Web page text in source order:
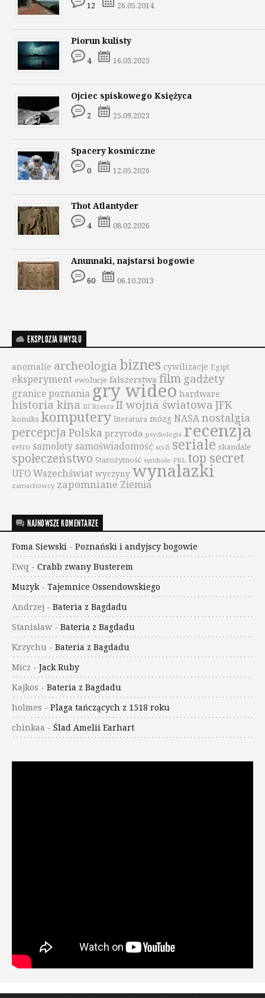
12 26.05.2014
Piorun kulisty
4 16.03.2025
Ojciec spiskowego Księżyca
2 25.09.2023
Spacery kosmiczne
0 12.05.2026
Thot Atlantyder
4 08.02.2026
Anunnaki, najstarsi bogowie
60 06.10.2013
EKSPLOZJA UMYSŁU
anomalie archeologia biznes cywilizacje Egipt
eksperyment ewolucje fałszerstwa film gadżety
granice poznania gry wideo hardware
historia kina III Rzesza II wojna światowa JFK
komiks komputery literatura mózg NASAnostalgia
percepcjaPolska przyroda psychologia recenzja
retro samoloty samoświadomość sci-fi seriale skandale
społeczeństwo Starożytność symbole PRL top secret
UFOWszechświat wyczyny wynalazki
zamachowcy zapomniane Ziemia
NAJNOWSZE KOMENTARZE
Foma Siewski - Poznański i andyjscy bogowie
Ewq - Crabb zwany Busterem
Muzyk- Tajemnice Ossendowskiego
Andrzej - Bateria z Bagdadu
Stanisław - Bateria z Bagdadu
Krzychu - Bateria z Bagdadu
Micz - Jack Ruby
Kajkos - Bateria z Bagdadu
holmes - Plaga tańczących z 1518 roku
chinkaa - Ślad Amelii Earhart